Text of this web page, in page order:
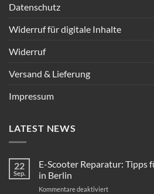
Datenschutz
Widerruf für digitale Inhalte
Widerruf
Versand & Lieferung
Impressum
LATEST NEWS
22
Sep.
E-Scooter Reparatur: Tipps
in Berlin
Kommentare deaktiviertfür